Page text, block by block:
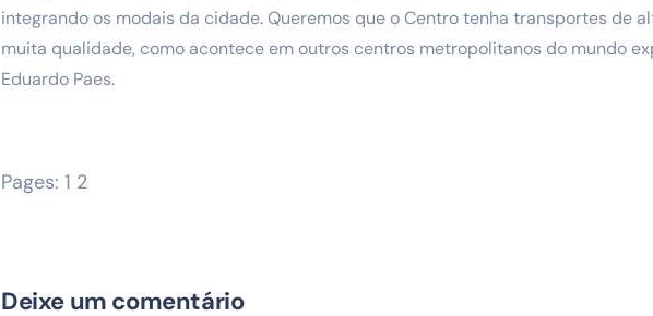
integrando os modais da cidade. Queremos que o Centro tenha transportes de
muita qualidade, como acontece em outros centros metropolitanos do mundo
Eduardo Paes.
Pages: 1 2
Deixe um comentário